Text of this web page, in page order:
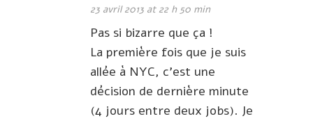
23 avril 2013 at 22 h 50 min
Pas si bizarre que ça !
La première fois que je suis
allée à NYC, c’est une
décision de dernière minute
(4 jours entre deux jobs). Je